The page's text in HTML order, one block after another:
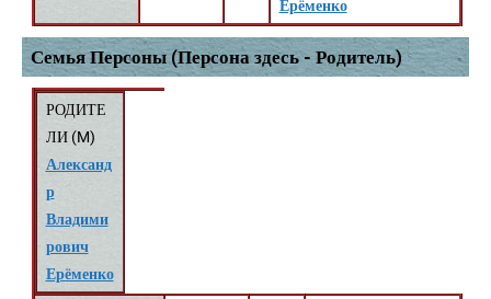
Ерёменко
Семья Персоны (Персона здесь - Родитель)
РОДИТЕ
ЛИ (M)
Александ
р
Владими
рович
Ерёменко